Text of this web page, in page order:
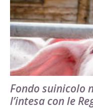
Fondo suinicolo
l’intesa con le